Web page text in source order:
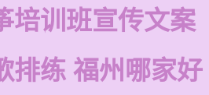
培训班宣传文案
排练 福州哪家好